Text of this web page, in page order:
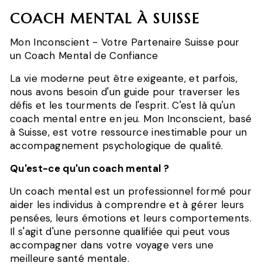
COACH MENTAL À SUISSE
Mon Inconscient - Votre Partenaire Suisse pour
un Coach Mental de Confiance
La vie moderne peut être exigeante, et parfois,
nous avons besoin d'un guide pour traverser les
défis et les tourments de l'esprit. C'est là qu'un
coach mental entre en jeu. Mon Inconscient, basé
à Suisse, est votre ressource inestimable pour un
accompagnement psychologique de qualité.
Qu'est-ce qu'un coach mental ?
Un coach mental est un professionnel formé pour
aider les individus à comprendre et à gérer leurs
pensées, leurs émotions et leurs comportements.
Il s'agit d'une personne qualifiée qui peut vous
accompagner dans votre voyage vers une
meilleure santé mentale.